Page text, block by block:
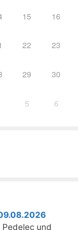
15 16
22 23
29 30
5 6
und